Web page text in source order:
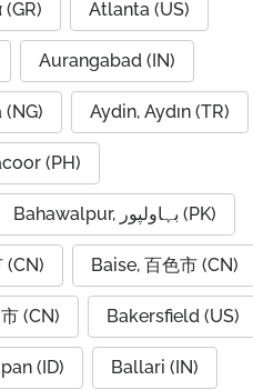
Atlanta (US)
Aurangabad (IN)
(NG) Aydin, Aydın (TR)
(PH)
Bahawalpur, بہاولپور (PK)
(CN) Baise, 百色市 (CN)
(CN) Bakersfield (US)
(ID) Ballari (IN)